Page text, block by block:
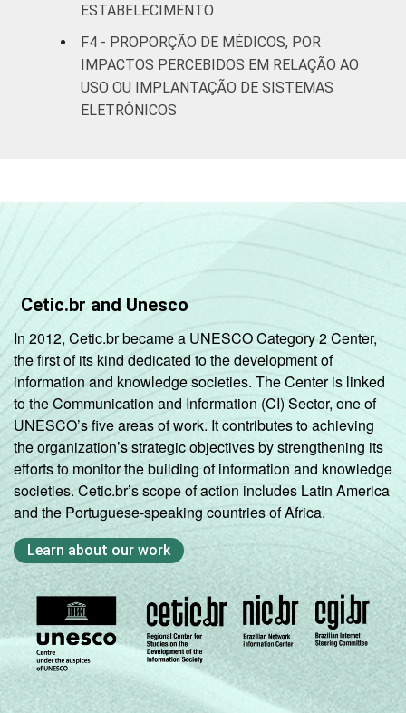
ESTABELECIMENTO
F4 - PROPORÇÃO DE MÉDICOS, POR
IMPACTOS PERCEBIDOS EM RELAÇÃO AO
USO OU IMPLANTAÇÃO DE SISTEMAS
ELETRÔNICOS
Cetic.br and Unesco
In 2012, Cetic.br became a UNESCO Category 2 Center,
the first of its kind dedicated to the development of
information and knowledge societies. The Center is linked
to the Communication and Information (CI) Sector, one of
UNESCO’s five areas of work. It contributes to achieving
the organization’s strategic objectives by strengthening its
efforts to monitor the building of information and knowledge
societies. Cetic.br’s scope of action includes Latin America
and the Portuguese-speaking countries of Africa.
Learn about our work